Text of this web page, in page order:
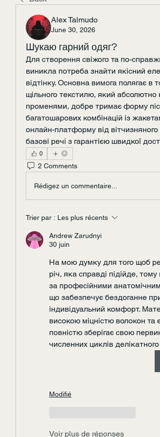
Alex Talmudo
June 30, 2026
Шукаю гарний одяг?
Для створення свіжого та по-
виникла потреба знайти якісний
відтінку. Основна вимога полягає в
щільного текстилю, який абсолютно
променями, добре тримає форму
багатошарових комбінацій із
онлайн-платформу від
базові речі з гарантією швидкої
0
2 Comments
Rédigez un commentaire...
Trier par : Les plus récents
Andrew Zarudnyi
30 juin
На мою думку для того щоб
річ, яка справді підійде,
за професійними
що забезпечує бездоганне
індивідуальний комфорт.
високою міцністю волокон та
повністю зберігає свою
численних циклів
Modifié
Voir plus de réponses